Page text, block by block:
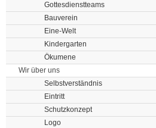
Gottesdienstteams
Bauverein
Eine-Welt
Kindergarten
Ökumene
Wir über uns
Selbstverständnis
Eintritt
Schutzkonzept
Logo